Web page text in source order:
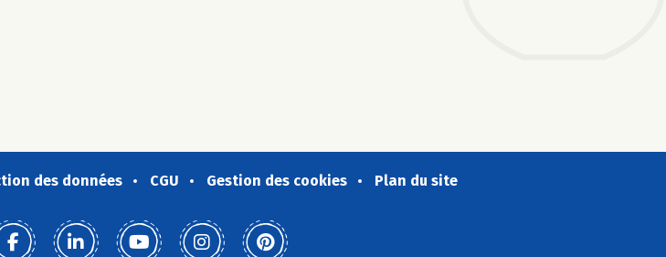
des données CGU Gestion des cookies Plan du site